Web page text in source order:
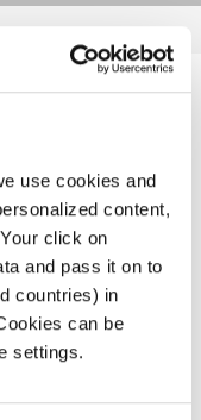
use cookies and
content,
click on
and pass it on to
countries) in
can be
settings.